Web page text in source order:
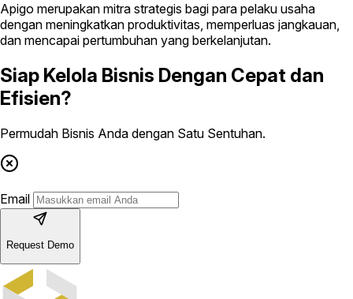
Apigo merupakan mitra strategis bagi para pelaku usaha
dengan meningkatkan produktivitas, memperluas jangkauan,
dan mencapai pertumbuhan yang berkelanjutan.
Siap Kelola Bisnis Dengan Cepat dan
Efisien?
Permudah Bisnis Anda dengan Satu Sentuhan.
Email
Request Demo